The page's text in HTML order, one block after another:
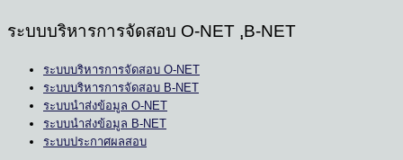
ระบบบริหารการจัดสอบ O-NET ,ฺB-NET
ระบบบริหารการจัดสอบ O-NET
ระบบบริหารการจัดสอบ B-NET
ระบบนำส่งข้อมูล O-NET
ระบบนำส่งข้อมูล B-NET
ระบบประกาศผลสอบ